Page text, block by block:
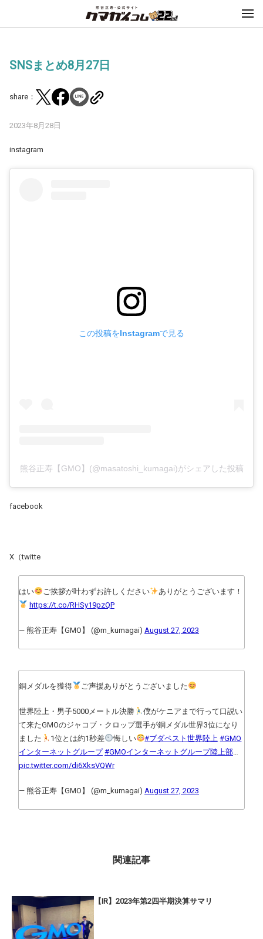
SNSまとめ8月27日
share：
2023年8月28日
instagram
この投稿をInstagramで見る
熊谷正寿【GMO】(@masatoshi_kumagai)がシェアした投稿
facebook
X（twitte
はい ご挨拶が叶わずお許しください
ありがとうございます！
https://t.co/RHSy19pzQP
— 熊谷正寿【GMO】 (@m_kumagai) August 27, 2023
銅メダルを獲得 ご声援ありがとうございました
世界陸上・男子5000メートル決勝
僕がケニアまで行って口説い
て来たGMOのジャコブ・クロップ選手が銅メダル世界3位になり
ました
‍1位とは約1秒差 悔しい #ブダペスト世界陸上 #GMO
インターネットグループ #GMOインターネットグループ陸上部…
pic.twitter.com/di6XksVQWr
— 熊谷正寿【GMO】 (@m_kumagai) August 27, 2023
関連記事
【IR】2023年第2四半期決算サマリ